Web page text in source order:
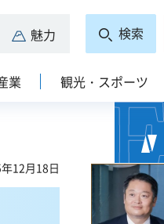
魅力 検索
業 観光・スポーツ
12月18日